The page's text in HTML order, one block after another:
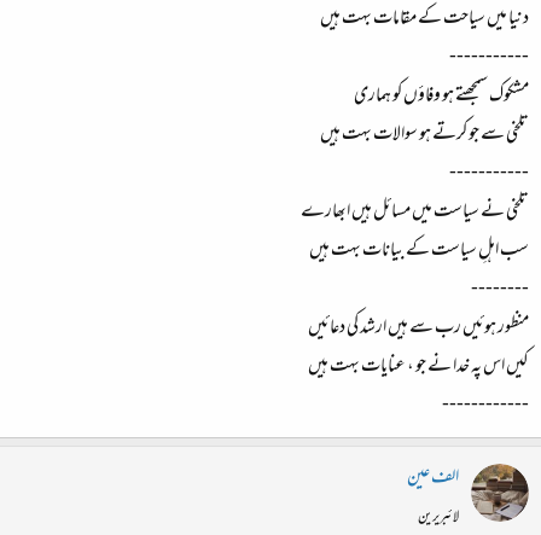
دنیا میں سیاحت کے مقامات بہت ہیں
-----------
مشکوک سمجھتے ہو وفاؤں کو ہماری
تلخی سے جو کرتے ہو سوالات بہت ہیں
-----------
تلخی نے سیاست میں مسائل ہیں ابھارے
سب اہلِ سیاست کے بیانات بہت ہیں
--------
منظور ہوئیں رب سے ہیں ارشد کی دعائیں
کیں اس پہ خدا نے جو ، عنایات بہت ہیں
------------
الف عین
لائبریرین